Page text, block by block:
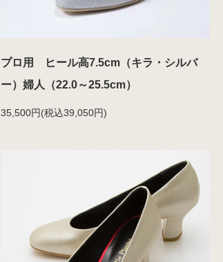
プロ用 ヒール高7.5cm（キラ・シルバ
ー）婦人（22.0～25.5cm）
35,500円(税込39,050円)